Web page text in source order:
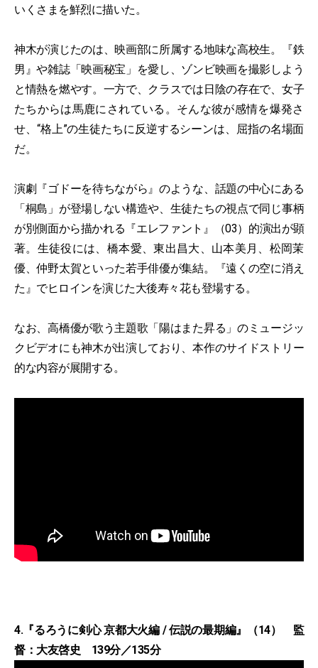
いくさまを鮮烈に描いた。
神木が演じたのは、映画部に所属する地味な高校生。『鉄
男』や雑誌「映画秘宝」を愛し、ゾンビ映画を撮影しよう
と情熱を燃やす。一方で、クラスでは日陰の存在で、女子
たちからは馬鹿にされている。そんな彼が感情を爆発さ
せ、“格上”の生徒たちに反逆するシーンは、屈指の名場面
だ。
演劇『ゴドーを待ちながら』のような、話題の中心にある
「桐島」が登場しない構造や、生徒たちの視点で同じ事柄
が別側面から描かれる『エレファント』（03）的演出が顕
著。生徒役には、橋本愛、東出昌大、山本美月、松岡茉
優、仲野太賀といった若手俳優が集結。『遠くの空に消え
た』でヒロインを演じた大後寿々花も登場する。
なお、高橋優が歌う主題歌「陽はまた昇る」のミュージッ
クビデオにも神木が出演しており、本作のサイドストリー
的な内容が展開する。
4.『るろうに剣心 京都大火編 / 伝説の最期編』（14） 監
督：大友啓史 139分／135分